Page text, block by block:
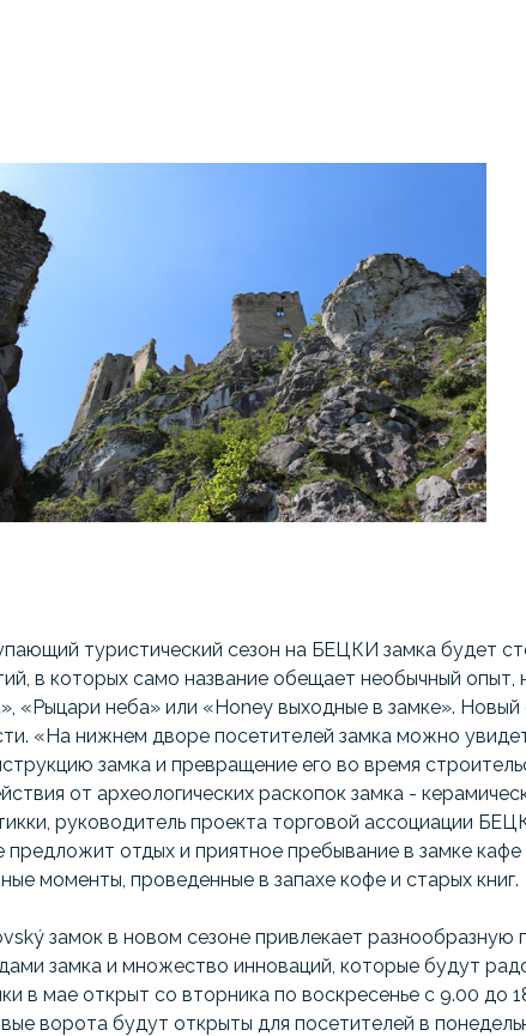
туристический сезон на БЕЦКИ замка будет
в которых само название обещает необычный
«Рыцари неба» или «Honey выходные в замке».
«На нижнем дворе посетителей замка можно
замка и превращение его во время
от археологических раскопок замка -
руководитель проекта торговой ассоциации
предложит отдых и приятное пребывание в замке
моменты, проведенные в запахе кофе и старых книг.
замок в новом сезоне привлекает
замка и множество инноваций, которые будут
в мае открыт со вторника по воскресенье с 9.00 до
ворота будут открыты для посетителей в